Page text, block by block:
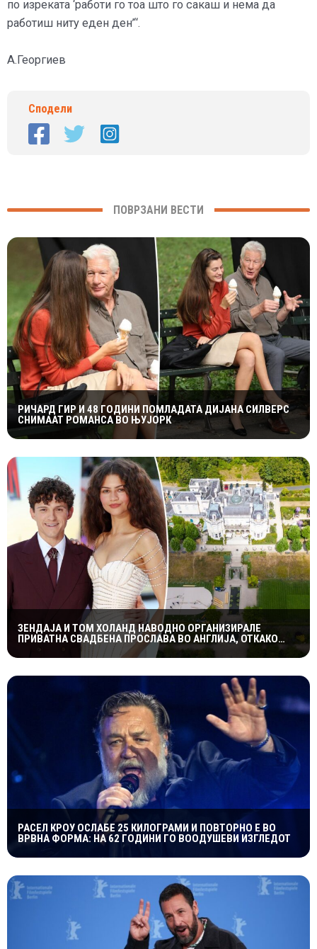
по изреката ‘работи го тоа што го сакаш и нема да
работиш ниту еден ден’“.
А.Георгиев
Сподели
ПОВРЗАНИ ВЕСТИ
РИЧАРД ГИР И 48 ГОДИНИ ПОМЛАДАТА ДИЈАНА СИЛВЕРС
СНИМААТ РОМАНСА ВО ЊУЈОРК
ЗЕНДАЈА И ТОМ ХОЛАНД НАВОДНО ОРГАНИЗИРАЛЕ
ПРИВАТНА СВАДБЕНА ПРОСЛАВА ВО АНГЛИЈА, ОТКАКО
ТАЈНО СЕ ВЕНЧАЛЕ
РАСЕЛ КРОУ ОСЛАБЕ 25 КИЛОГРАМИ И ПОВТОРНО Е ВО
ВРВНА ФОРМА: НА 62 ГОДИНИ ГО ВООДУШЕВИ ИЗГЛЕДОТ